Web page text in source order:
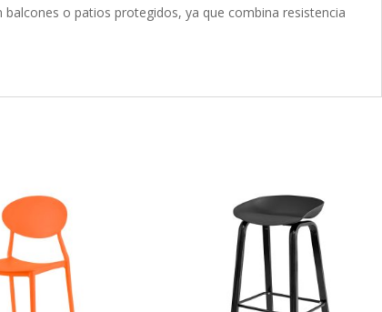
balcones o patios protegidos, ya que combina resistencia